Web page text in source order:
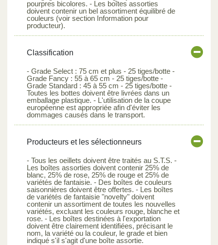
pourpres bicolores. - Les boîtes assorties
doivent contenir un bel assortiment équilibré de
couleurs (voir section Information pour
producteur).
Classification
- Grade Select : 75 cm et plus - 25 tiges/botte -
Grade Fancy : 55 à 65 cm - 25 tiges/botte -
Grade Standard : 45 à 55 cm - 25 tiges/botte -
Toutes les bottes doivent être livrées dans un
emballage plastique. - L'utilisation de la coupe
européenne est appropriée afin d'éviter les
dommages causés dans le transport.
Producteurs et les sélectionneurs
- Tous les oeillets doivent être traités au S.T.S. -
Les boîtes assorties doivent contenir 25% de
blanc, 25% de rose, 25% de rouge et 25% de
variétés de fantaisie. - Des boîtes de couleurs
saisonnières doivent être offertes. - Les boîtes
de variétés de fantaisie "novelty" doivent
contenir un assortiment de toutes les nouvelles
variétés, excluant les couleurs rouge, blanche et
rose. - Les boîtes destinées à l'exportation
doivent être clairement identifiées, précisant le
nom, la variété ou la couleur, le grade et bien
indiqué s'il s'agit d'une boîte assortie.